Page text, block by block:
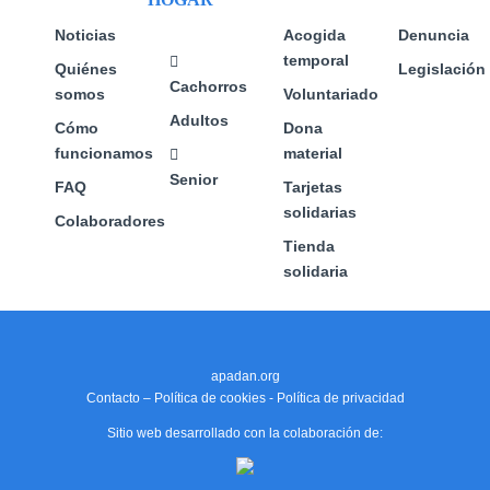
página
producto
Noticias
Quiénes
somos
Cómo
funcionamos
FAQ
Colaboradores
Cachorros
Adultos
Senior
Acogida
temporal
Voluntariado
Dona
material
Tarjetas
solidarias
Tienda
solidaria
Denuncia
Legislación
apadan.org
Contacto– Política de cookies- Política de privacidad
Sitio web desarrollado con la colaboración de: